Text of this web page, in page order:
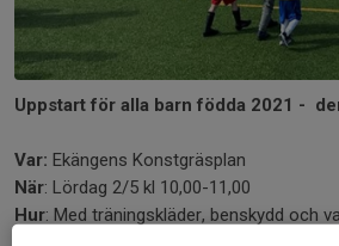
Uppstart för alla barn födda 2021 -
Var: Ekängens Konstgräsplan
När: Lördag 2/5 kl 10,00-11,00
Hur: Med träningskläder, benskydd och